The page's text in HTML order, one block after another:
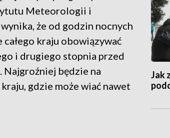
Jak
Meteorologii i
że od godzin nocnych
kraju obowiązywać
i drugiego stopnia przed
będzie na
gdzie może wiać nawet